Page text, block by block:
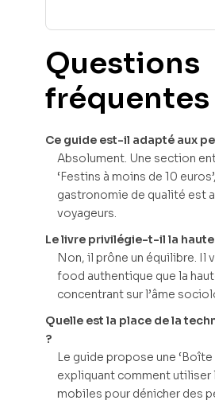
Questions
fréquentes
Ce guide est-il adapté aux
Absolument. Une section
‘Festins à moins de 10
gastronomie de qualité est
voyageurs.
Le livre privilégie-t-il la
Non, il prône un équilibre. Il
food authentique que la
concentrant sur l’âme
Quelle est la place de la
?
Le guide propose une
expliquant comment utiliser
mobiles pour dénicher des